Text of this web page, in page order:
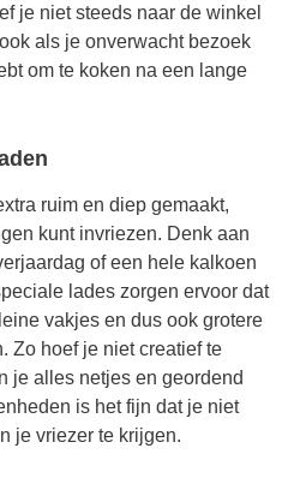
je niet steeds naar de winkel
als je onverwacht bezoek
om te koken na een lange
ruim en diep gemaakt,
kunt invriezen. Denk aan
of een hele kalkoen
lades zorgen ervoor dat
vakjes en dus ook grotere
Zo hoef je niet creatief te
je alles netjes en geordend
is het fijn dat je niet
je vriezer te krijgen.